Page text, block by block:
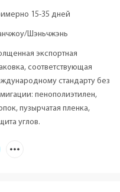
15-35 дней
Шэньчжэнь
экспортная
соответствующая
стандарту без
пенополиэтилен,
пузырчатая пленка,
углов.